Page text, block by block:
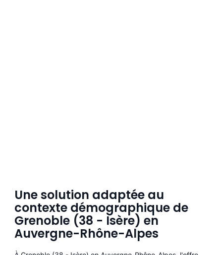
Une solution adaptée au
contexte démographique de
Grenoble (38 - Isère) en
Auvergne-Rhône-Alpes